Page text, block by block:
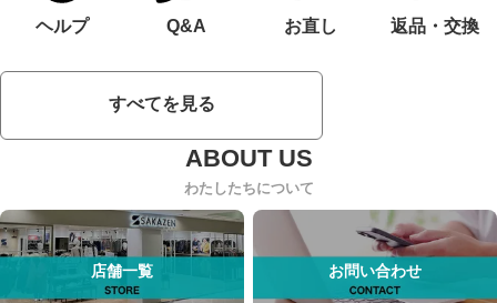
ヘルプ Q&A お直し 返品・交換
すべてを見る
わたしたちについて
店舗一覧 お問い合わせ